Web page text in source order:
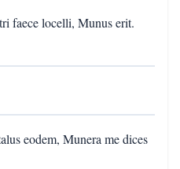
faece locelli, Munus erit.
eodem, Munera me dices